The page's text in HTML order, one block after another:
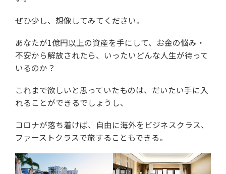
ぜひ少し、想像してみてください。
あなたが1億円以上の資産を手にして、 お金の悩み・
不安から解放されたら、 いったいどんな人生が待って
いるのか？
これまで欲しいと思っていたものは、 だいたい手に入
れることができるでしょうし、
コロナが落ち着けば、自由に海外を ビジネスクラス、
ファーストクラスで旅することもできる。